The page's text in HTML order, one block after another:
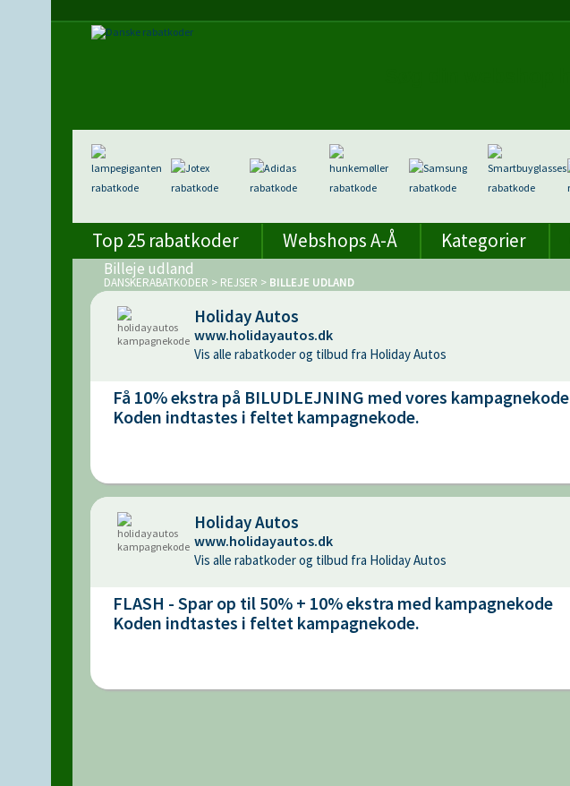
Top 25 rabatkoder Webshops A-Å Kategorier
Billeje udland
DANSKERABATKODER > REJSER > BILLEJE UDLAND
Holiday Autos
www.holidayautos.dk
Vis alle rabatkoder og tilbud fra Holiday Autos
Få 10% ekstra på BILUDLEJNING med vores kampagnekode
Koden indtastes i feltet kampagnekode.
Holiday Autos
www.holidayautos.dk
Vis alle rabatkoder og tilbud fra Holiday Autos
FLASH - Spar op til 50% + 10% ekstra med kampagnekode
Koden indtastes i feltet kampagnekode.